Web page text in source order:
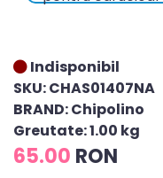
Indisponibil
SKU: CHAS01407NA
BRAND: Chipolino
Greutate: 1.00 kg
65.00 RON